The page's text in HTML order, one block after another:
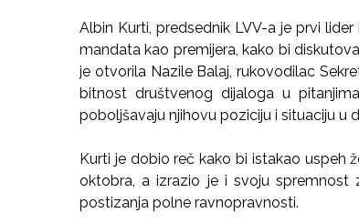
Albin Kurti, predsednik LVV-a je prvi
mandata kao premijera, kako bi
je otvorila Nazile Balaj, rukovodilac
bitnost društvenog dijaloga u
poboljšavaju njihovu poziciju i situaciju u
Kurti je dobio reč kako bi istakao uspeh
oktobra, a izrazio je i svoju spremnost
postizanja polne ravnopravnosti.